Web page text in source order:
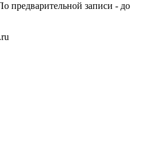
предварительной записи - до